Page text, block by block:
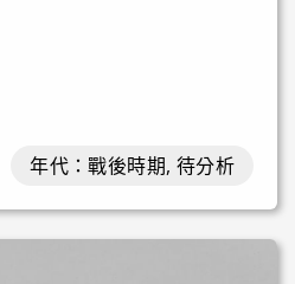
年代：戰後時期, 待分析